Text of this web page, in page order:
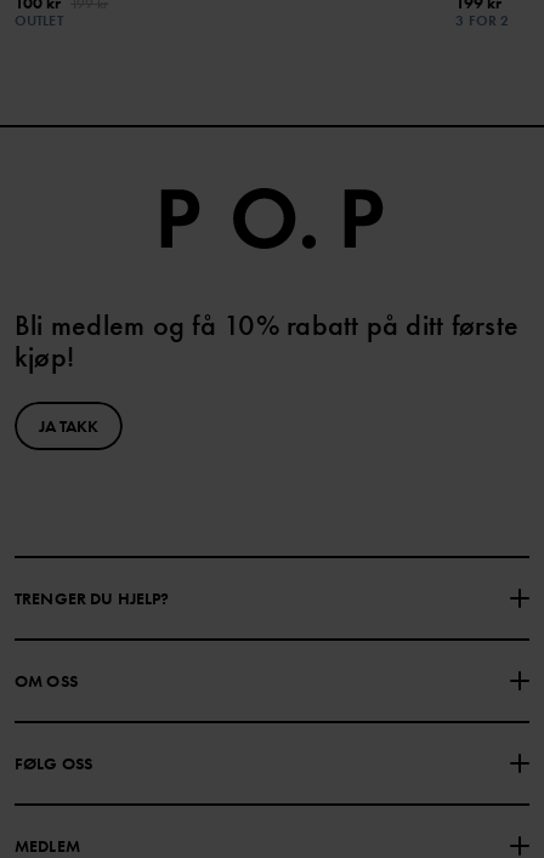
OUTLET
3 FOR 2
Bli medlem og få 10% rabatt på ditt første
kjøp!
JA TAKK
TRENGER DU HJELP?
KONTAKTE OSS
GAVEKORTSALDO KJØPSVILKÅR
PERSONVERNPOLICY
OM OSS
FØLG OSS
MEDLEM